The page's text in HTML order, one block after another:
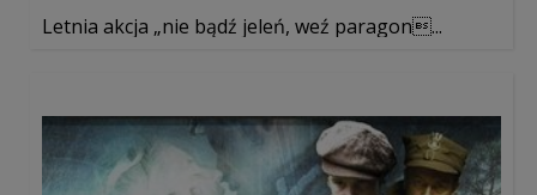
Letnia akcja „nie bądź jeleń, weź paragon...